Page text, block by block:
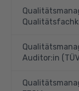
Auditor:in